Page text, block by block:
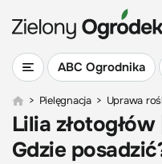
ABC Ogrodnika
> Pielęgnacja > Uprawa
Lilia
Gdzie